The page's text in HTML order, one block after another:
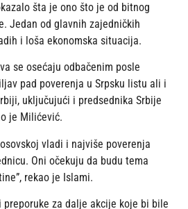
šta je ono što je od bitnog
Jedan od glavnih zajedničkih
i loša ekonomska situacija.
se osećaju odbačenim posle
pad poverenja u Srpsku listu ali i
uključujući i predsednika Srbije
je Milićević.
vladi i najviše poverenja
Oni očekuju da budu tema
rekao je Islami.
za dalje akcije koje bi bile